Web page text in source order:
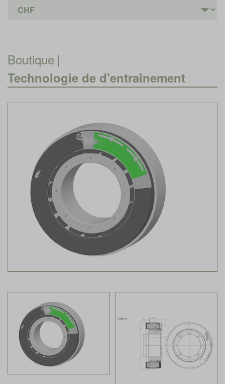
Boutique |
Technologie de d'entraînement